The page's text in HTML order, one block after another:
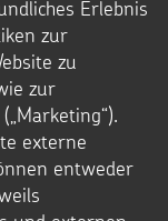
Erlebnis
zur
zu
zur
externe
entweder